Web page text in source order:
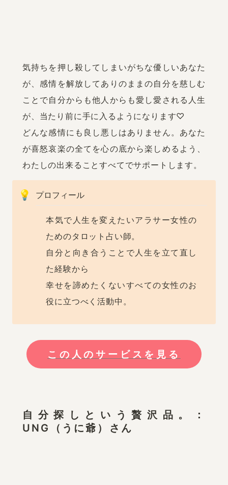
気持ちを押し殺してしまいがちな優しいあなた
が、感情を解放してありのままの自分を慈しむ
ことで自分からも他人からも愛し愛される人生
が、当たり前に手に入るようになります♡
どんな感情にも良し悪しはありません。あなた
が喜怒哀楽の全てを心の底から楽しめるよう、
わたしの出来ることすべてでサポートします。
💡 プロフィール
本気で人生を変えたいアラサー女性の
ためのタロット占い師。
自分と向き合うことで人生を立て直し
た経験から
幸せを諦めたくないすべての女性のお
役に立つべく活動中。
この人のサービスを見る
自分探しという贅沢品。：
UNG（うに爺）さん